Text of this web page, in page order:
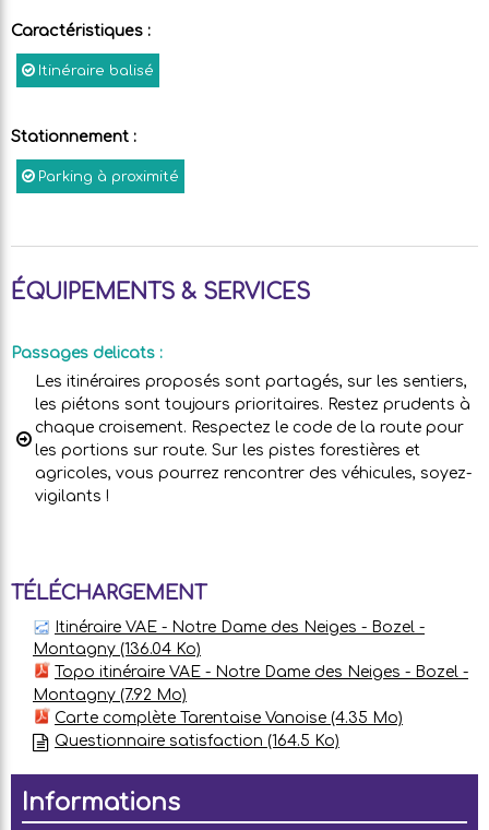
Caractéristiques :
Itinéraire balisé
Stationnement :
Parking à proximité
ÉQUIPEMENTS & SERVICES
Passages delicats :
Les itinéraires proposés sont partagés, sur les sentiers,
les piétons sont toujours prioritaires. Restez prudents à
chaque croisement. Respectez le code de la route pour
les portions sur route. Sur les pistes forestières et
agricoles, vous pourrez rencontrer des véhicules, soyez-
vigilants !
TÉLÉCHARGEMENT
Itinéraire VAE - Notre Dame des Neiges - Bozel -
Montagny (136.04 Ko)
Topo itinéraire VAE - Notre Dame des Neiges - Bozel -
Montagny (7.92 Mo)
Carte complète Tarentaise Vanoise (4.35 Mo)
Questionnaire satisfaction (164.5 Ko)
Informations